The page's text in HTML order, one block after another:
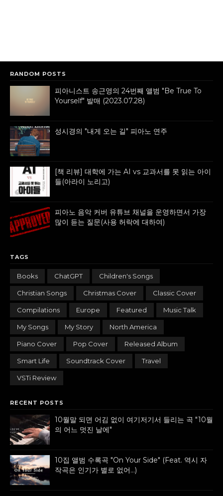
RANDOM POSTS
피아니스트 송근영의 24번째 앨범 "Be True To
Yourself" 발매 (2023.07.28)
성시경의 "내게 오는 길" 피아노 연주
[책 리뷰] 대학에 가는 AI vs 교과서를 못 읽는 아이
들(아라이 노리고)
피아노 음악 커버 유튜브 채널을 운영하면서 가장
많이 듣는 질문(사용 허락에 대하여)
TAGS
Books ChatGPT Children's Songs
Christian Songs Christmas Cover Classic Cover
Compilations Europe Featured Music Talk
My Songs My Story North America
Piano Cover Pop Cover Released Album
Smart Life Soundtrack Cover Travel
VSTi Review
RECENT POSTS
10월말 되면 어김 없이 여기저기서 들리는 곡 "10월
의 어느 멋진 날에"
10집 앨범 수록곡 "On Your Side" (Feat. 역시 자
작곡은 인기가 별로 없어...)